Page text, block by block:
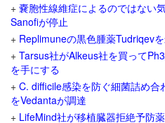
+ 嚢胞性線維症によるのではない
Sanofiが停止
+ Replimuneの黒色腫薬Tudriqev
+ Tarsus社がAlkeus社を買って
を手にする
+ C. difficile感染を防ぐ細菌詰め
をVedantaが調達
+ LifeMind社が移植臓器拒絶予防